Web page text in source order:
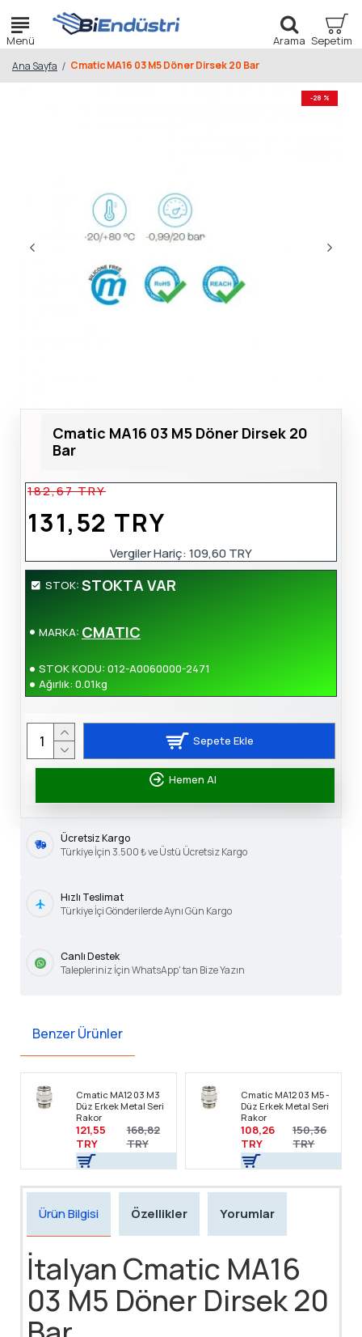
Ana Sayfa Cmatic MA16 03 M5 Döner Dirsek 20 Bar
-28 %
Cmatic MA16 03 M5 Döner Dirsek 20
Bar
STOK: STOKTA VAR
MARKA: CMATIC
STOK KODU: 012-A0060000-2471
Ağırlık: 0.01kg
131,52 TRY
182,67 TRY
Vergiler Hariç: 109,60 TRY
Sepete Ekle
Hemen Al
Ücretsiz Kargo
Türkiye İçin 3.500 ₺ ve Üstü Ücretsiz Kargo
Hızlı Teslimat
Türkiye İçi Gönderilerde Aynı Gün Kargo
Canlı Destek
Talepleriniz İçin WhatsApp' tan Bize Yazın
Benzer Ürünler
Cmatic MA12 03 M3
Düz Erkek Metal Seri
Rakor
121,55
TRY
168,82
TRY
Cmatic MA12 03 M5 -
Düz Erkek Metal Seri
Rakor
108,26
TRY
150,36
TRY
Ürün Bilgisi Özellikler Yorumlar
İtalyan Cmatic MA16
03 M5 Döner Dirsek 20